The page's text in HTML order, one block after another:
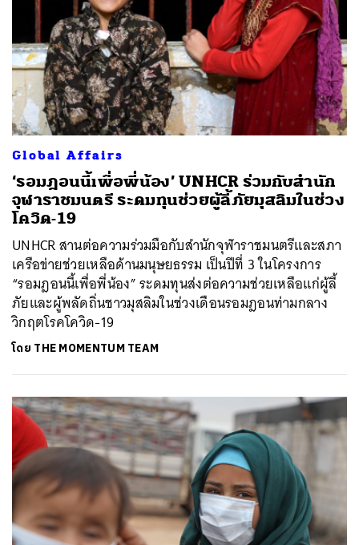
Global Affairs
‘รอมฎอนนี้เพื่อพี่น้อง’ UNHCR ร่วมกับสำนัก
จุฬาราชมนตรี ระดมทุนช่วยผู้ลี้ภัยมุสลิมในช่วง
โควิด-19
UNHCR สานต่อความร่วมมือกับสำนักจุฬาราชมนตรีและสภา
เครือข่ายช่วยเหลือด้านมนุษยธรรม เป็นปีที่ 3 ในโครงการ
“รอมฎอนนี้เพื่อพี่น้อง” ระดมทุนส่งต่อความช่วยเหลือแก่ผู้ลี้
ภัยและผู้พลัดถิ่นชาวมุสลิมในช่วงเดือนรอมฎอนท่ามกลาง
วิกฤตโรคโควิด-19
โดย THE MOMENTUM TEAM
ค้นหา
SHARE TWEET LINE EMAIL